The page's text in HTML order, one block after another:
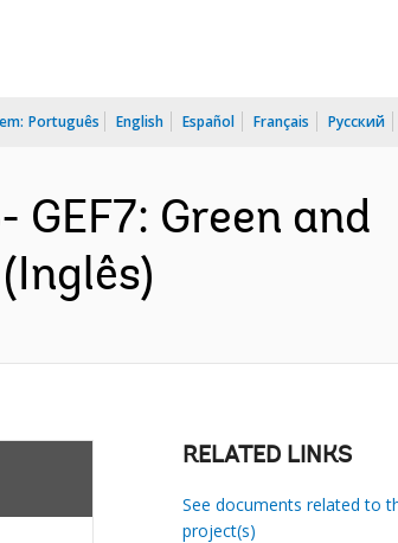
Português English Español Français Русский
GEF7: Green and
RELATED LINKS
See documents related to
project(s)